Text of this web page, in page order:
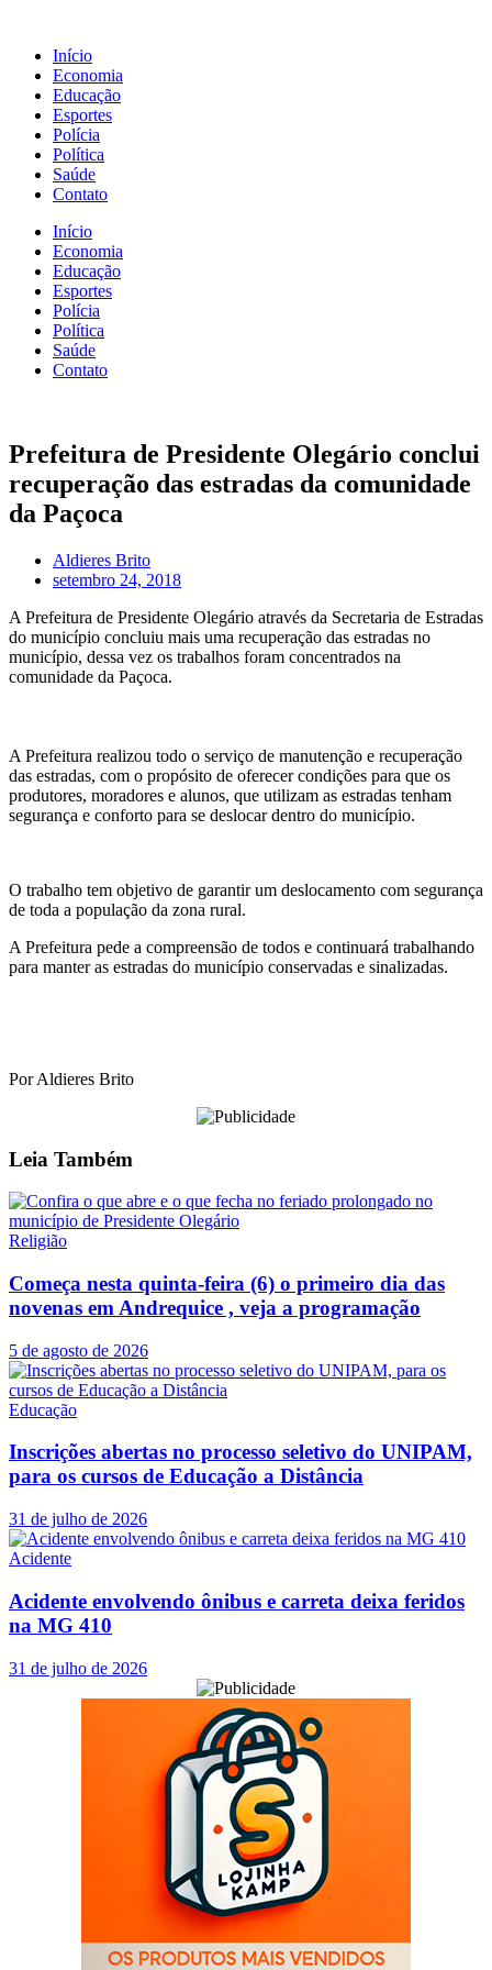
Início
Economia
Educação
Esportes
Polícia
Política
Saúde
Contato
Início
Economia
Educação
Esportes
Polícia
Política
Saúde
Contato
Prefeitura de Presidente Olegário conclui
recuperação das estradas da comunidade
da Paçoca
Aldieres Brito
setembro 24, 2018
A Prefeitura de Presidente Olegário através da Secretaria de Estradas
do município concluiu mais uma recuperação das estradas no
município, dessa vez os trabalhos foram concentrados na
comunidade da Paçoca.
A Prefeitura realizou todo o serviço de manutenção e recuperação
das estradas, com o propósito de oferecer condições para que os
produtores, moradores e alunos, que utilizam as estradas tenham
segurança e conforto para se deslocar dentro do município.
O trabalho tem objetivo de garantir um deslocamento com segurança
de toda a população da zona rural.
A Prefeitura pede a compreensão de todos e continuará trabalhando
para manter as estradas do município conservadas e sinalizadas.
Por Aldieres Brito
Leia Também
Religião
Começa nesta quinta-feira (6) o primeiro dia das
novenas em Andrequice , veja a programação
5 de agosto de 2026
Educação
Inscrições abertas no processo seletivo do UNIPAM,
para os cursos de Educação a Distância
31 de julho de 2026
Acidente
Acidente envolvendo ônibus e carreta deixa feridos
na MG 410
31 de julho de 2026